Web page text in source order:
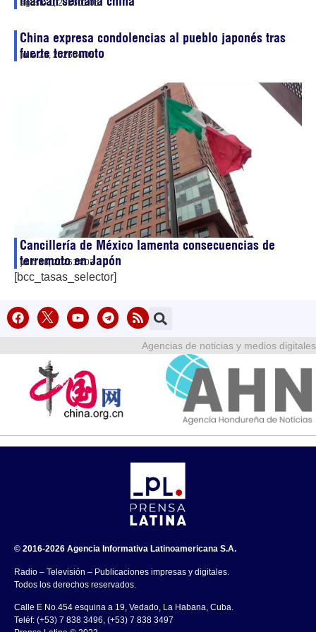
agosto 1, 202601:05
China expresa condolencias al pueblo japonés tras
fuerte terremoto
julio 29, 202604:05
Cancillería de México lamenta consecuencias de
terremoto en Japón
julio 28, 202614:03
[bcc_tasas_selector]
Agencias de noticias y medios digitales
© 2016-2026 Agencia Informativa Latinoamericana S.A.
Radio – Televisión – Publicaciones impresas y digitales.
Todos los derechos reservados.
Calle E No.454 esquina a 19, Vedado, La Habana, Cuba.
Teléf: (+53) 7 838 3496, (+53) 7 838 3497